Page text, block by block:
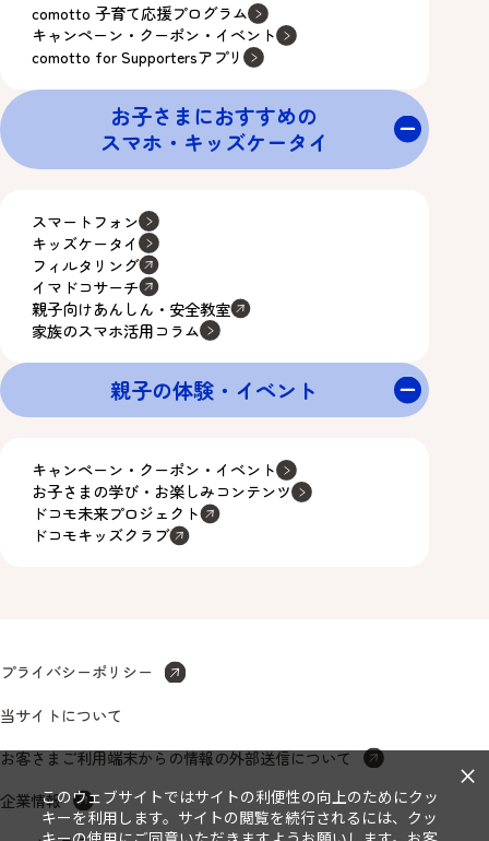
comotto 子育て応援プログラム
キャンペーン・クーポン・イベント
comotto for Supportersアプリ
お子さまにおすすめの
スマホ・キッズケータイ
スマートフォン
キッズケータイ
フィルタリング
イマドコサーチ
親子向けあんしん・安全教室
家族のスマホ活用コラム
親子の体験・イベント
キャンペーン・クーポン・イベント
お子さまの学び・お楽しみコンテンツ
ドコモ未来プロジェクト
ドコモキッズクラブ
×
このウェブサイトではサイトの利便性の向上のためにクッ
キーを利用します。サイトの閲覧を続行されるには、クッ
プライバシーポリシー
当サイトについて
お客さまご利用端末からの情報の外部送信について
企業情報